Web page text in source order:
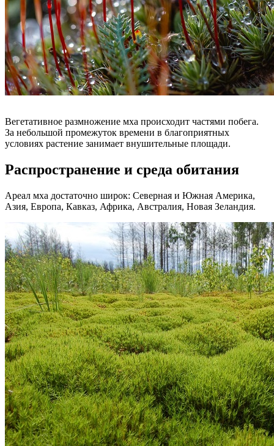
Вегетативное размножение мха происходит частями побега.
За небольшой промежуток времени в благоприятных
условиях растение занимает внушительные площади.
Распространение и среда обитания
Ареал мха достаточно широк: Северная и Южная Америка,
Азия, Европа, Кавказ, Африка, Австралия, Новая Зеландия.